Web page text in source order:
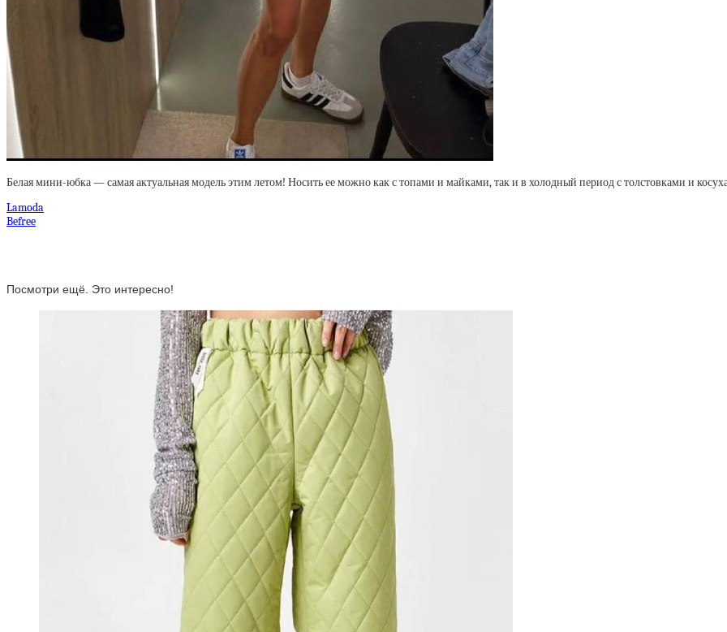
Белая мини-юбка — самая актуальная модель этим летом! Носить ее можно как с топами и майками, так и в холодный период с толстовками и
Lamoda
Befree
Посмотри ещё. Это интересно!